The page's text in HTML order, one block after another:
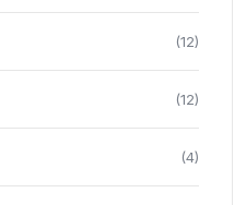
(12)
(12)
(4)